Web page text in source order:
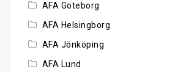
AFA Göteborg
AFA Helsingborg
AFA Jönköping
AFA Lund